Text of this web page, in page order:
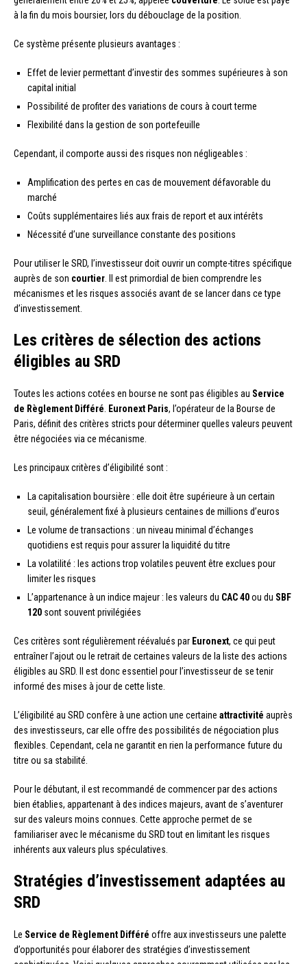
à la fin du mois boursier, lors du débouclage de la position.
Ce système présente plusieurs avantages :
Effet de levier permettant d’investir des sommes supérieures à son
capital initial
Possibilité de profiter des variations de cours à court terme
Flexibilité dans la gestion de son portefeuille
Cependant, il comporte aussi des risques non négligeables :
Amplification des pertes en cas de mouvement défavorable du
marché
Coûts supplémentaires liés aux frais de report et aux intérêts
Nécessité d’une surveillance constante des positions
Pour utiliser le SRD, l’investisseur doit ouvrir un compte-titres spécifique
auprès de son courtier. Il est primordial de bien comprendre les
mécanismes et les risques associés avant de se lancer dans ce type
d’investissement.
Les critères de sélection des actions
éligibles au SRD
Toutes les actions cotées en bourse ne sont pas éligibles au Service
de Règlement Différé. Euronext Paris, l’opérateur de la Bourse de
Paris, définit des critères stricts pour déterminer quelles valeurs peuvent
être négociées via ce mécanisme.
Les principaux critères d’éligibilité sont :
La capitalisation boursière : elle doit être supérieure à un certain
seuil, généralement fixé à plusieurs centaines de millions d’euros
Le volume de transactions : un niveau minimal d’échanges
quotidiens est requis pour assurer la liquidité du titre
La volatilité : les actions trop volatiles peuvent être exclues pour
limiter les risques
L’appartenance à un indice majeur : les valeurs du CAC 40ou du SBF
120 sont souvent privilégiées
Ces critères sont régulièrement réévalués par Euronext, ce qui peut
entraîner l’ajout ou le retrait de certaines valeurs de la liste des actions
éligibles au SRD. Il est donc essentiel pour l’investisseur de se tenir
informé des mises à jour de cette liste.
L’éligibilité au SRD confère à une action une certaine attractivité auprès
des investisseurs, car elle offre des possibilités de négociation plus
flexibles. Cependant, cela ne garantit en rien la performance future du
titre ou sa stabilité.
Pour le débutant, il est recommandé de commencer par des actions
bien établies, appartenant à des indices majeurs, avant de s’aventurer
sur des valeurs moins connues. Cette approche permet de se
familiariser avec le mécanisme du SRD tout en limitant les risques
inhérents aux valeurs plus spéculatives.
Stratégies d’investissement adaptées au
SRD
Le Service de Règlement Différé offre aux investisseurs une palette
d’opportunités pour élaborer des stratégies d’investissement